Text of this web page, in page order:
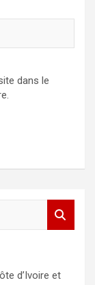
dans le
d’Ivoire et